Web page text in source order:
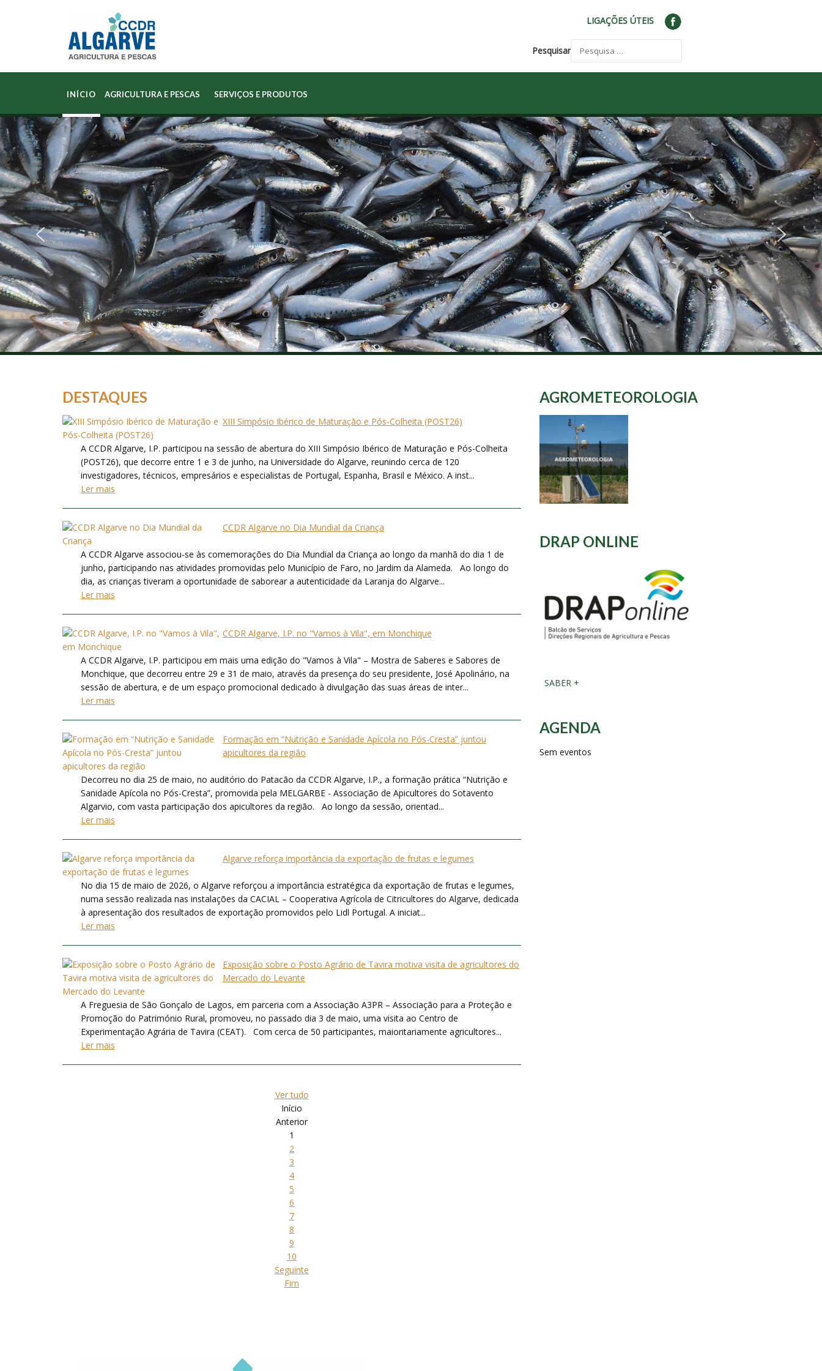
LIGAÇÕES ÚTEIS
Pesquisar
INÍCIO AGRICULTURA E PESCAS SERVIÇOS E PRODUTOS
DESTAQUES
XIII Simpósio Ibérico de Maturação e Pós-Colheita (POST26)
A CCDR Algarve, I.P. participou na sessão de abertura do XIII Simpósio Ibérico de Maturação e Pós-Colheita
(POST26), que decorre entre 1 e 3 de junho, na Universidade do Algarve, reunindo cerca de 120
investigadores, técnicos, empresários e especialistas de Portugal, Espanha, Brasil e México. A inst...
Ler mais
CCDR Algarve no Dia Mundial da Criança
A CCDR Algarve associou-se às comemorações do Dia Mundial da Criança ao longo da manhã do dia 1 de
junho, participando nas atividades promovidas pelo Município de Faro, no Jardim da Alameda. Ao longo do
dia, as crianças tiveram a oportunidade de saborear a autenticidade da Laranja do Algarve...
Ler mais
CCDR Algarve, I.P. no "Vamos à Vila", em Monchique
A CCDR Algarve, I.P. participou em mais uma edição do "Vamos à Vila" – Mostra de Saberes e Sabores de
Monchique, que decorreu entre 29 e 31 de maio, através da presença do seu presidente, José Apolinário, na
sessão de abertura, e de um espaço promocional dedicado à divulgação das suas áreas de inter...
Ler mais
Formação em “Nutrição e Sanidade Apícola no Pós-Cresta” juntou
apicultores da região
Decorreu no dia 25 de maio, no auditório do Patacão da CCDR Algarve, I.P., a formação prática “Nutrição e
Sanidade Apícola no Pós-Cresta”, promovida pela MELGARBE - Associação de Apicultores do Sotavento
Algarvio, com vasta participação dos apicultores da região. Ao longo da sessão, orientad...
Ler mais
Algarve reforça importância da exportação de frutas e legumes
No dia 15 de maio de 2026, o Algarve reforçou a importância estratégica da exportação de frutas e legumes,
numa sessão realizada nas instalações da CACIAL – Cooperativa Agrícola de Citricultores do Algarve, dedicada
à apresentação dos resultados de exportação promovidos pelo Lidl Portugal. A iniciat...
Ler mais
Exposição sobre o Posto Agrário de Tavira motiva visita de agricultores do
Mercado do Levante
A Freguesia de São Gonçalo de Lagos, em parceria com a Associação A3PR – Associação para a Proteção e
Promoção do Património Rural, promoveu, no passado dia 3 de maio, uma visita ao Centro de
Experimentação Agrária de Tavira (CEAT). Com cerca de 50 participantes, maioritariamente agricultores...
Ler mais
Ver tudo
Início
Anterior
1
2
3
4
5
6
7
8
9
10
Seguinte
Fim
AGROMETEOROLOGIA
DRAP ONLINE
SABER +
AGENDA
Sem eventos